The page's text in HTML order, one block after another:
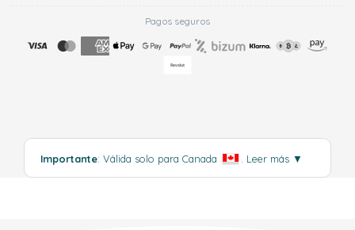
Pagos seguros
Importante: Válida solo para Canada Leer más ▼